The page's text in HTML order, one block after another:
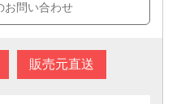
お問い合わせ
販売元直送